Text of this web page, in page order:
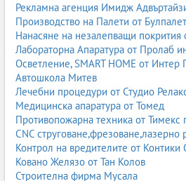
3. Вакуумно пясъкоструене
Системата събира абразива обратно
намалява праха и е подходящо за
помещения.
4. Пясъкоструене в камери и
Използва се за малки детайли,
части и метални елементи. Камерите
среда и висока прецизност.
5. Индустриално пясъкоструене
Рекламна агенция Имидж
Производство на Палети от Булпалет
Нанасяне на незалепващи
Лабораторна Апаратура от Пролаб
Осветление, SMART HOME от Интер
Автошкола Митев
Лечебни процедури от Студио
Медицинска апаратура от Томед
Противопожарна техника от Тимекс
CNC струговане,фрезоване,лазерно
Контрол на вредителите от
Ковано Желязо от Тан Колов
Строителна фирма Мусала